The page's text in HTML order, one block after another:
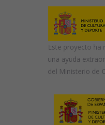
Este proyecto ha
una ayuda
del Ministerio de